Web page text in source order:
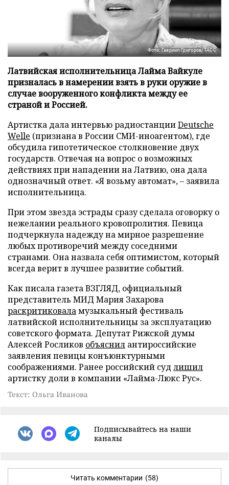
Фото: Гавриил Григоров/ТАСС
Латвийская исполнительница Лайма Вайкуле
призналась в намерении взять в руки оружие в
случае вооруженного конфликта между ее
страной и Россией.
Артистка дала интервью радиостанцииDeutsche
Welle (признана в России СМИ-иноагентом), где
обсудила гипотетическое столкновение двух
государств. Отвечая на вопрос о возможных
действиях при нападении на Латвию, она дала
однозначный ответ. «Я возьму автомат», – заявила
исполнительница.
При этом звезда эстрады сразу сделала оговорку о
нежелании реального кровопролития. Певица
подчеркнула надежду на мирное разрешение
любых противоречий между соседними
странами. Она назвала себя оптимистом, который
всегда верит в лучшее развитие событий.
Как писала газета ВЗГЛЯД, официальный
представитель МИД Мария Захарова
раскритиковаламузыкальный фестиваль
латвийской исполнительницы за эксплуатацию
советского формата. Депутат Рижской думы
Алексей Росликов объяснил антироссийские
заявления певицы конъюнктурными
соображениями. Ранее российский суд лишил
артистку доли в компании «Лайма-Люкс Рус».
Текст: Ольга Иванова
Подписывайтесь на наши
каналы
Читать комментарии (58)